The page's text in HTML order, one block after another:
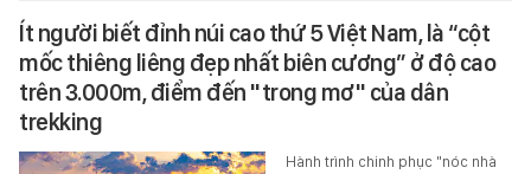
Ít người biết đỉnh núi cao thứ 5 Việt Nam, là “cột
mốc thiêng liêng đẹp nhất biên cương” ở độ cao
trên 3.000m, điểm đến "trong mơ" của dân
trekking
Hành trình chinh phục "nóc nhà